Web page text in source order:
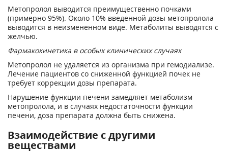
Метопролол выводится преимущественно почками
(примерно 95%). Около 10% введенной дозы метопролола
выводится в неизмененном виде. Метаболиты выводятся с
желчью.
Фармакокинетика в особых клинических случаях
Метопролол не удаляется из организма при гемодиализе.
Лечение пациентов со сниженной функцией почек не
требует коррекции дозы препарата.
Нарушение функции печени замедляет метаболизм
метопролола, и в случаях недостаточности функции
печени, доза препарата должна быть снижена.
Взаимодействие с другими
веществами